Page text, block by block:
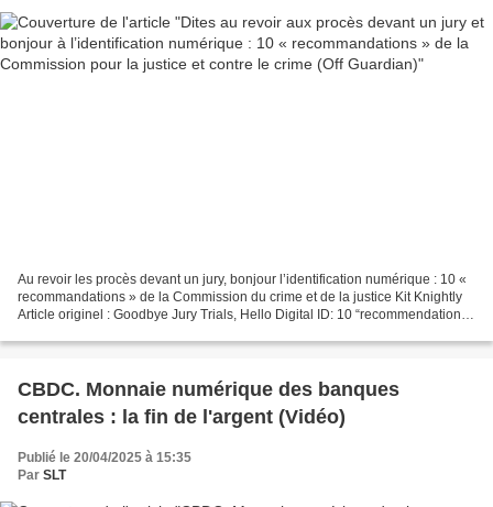
Au revoir les procès devant un jury, bonjour l’identification numérique : 10 «
recommandations » de la Commission du crime et de la justice Kit Knightly
Article originel : Goodbye Jury Trials, Hello Digital ID: 10 “recommendations”
CBDC. Monnaie numérique des banques
centrales : la fin de l'argent (Vidéo)
Publié le 20/04/2025 à 15:35
Par SLT